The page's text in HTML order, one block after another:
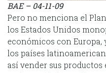
BAE – 04-11-09
Pero no menciona el
los Estados Unidos
económicos con
los países
así vender sus